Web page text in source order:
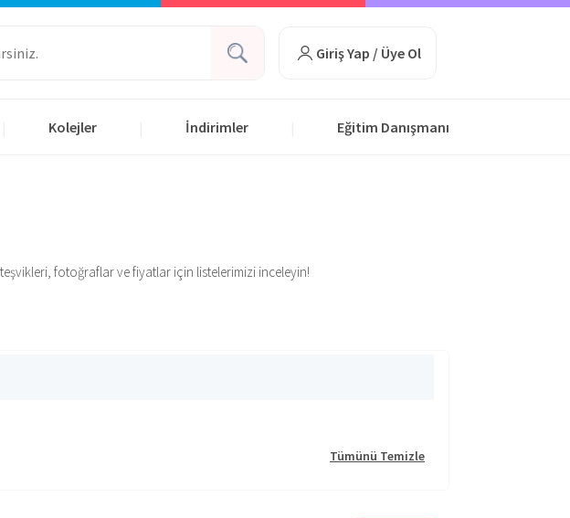
Giriş Yap / Üye Ol
Kolejler İndirimler Eğitim Danışmanı
fotoğraflar ve fiyatlar için listelerimizi inceleyin!
Tümünü Temizle